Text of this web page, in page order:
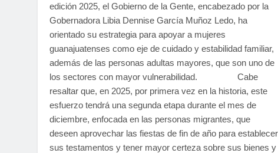
edición 2025, el Gobierno de la Gente, encabezado por la
Gobernadora Libia Dennise García Muñoz Ledo, ha
orientado su estrategia para apoyar a mujeres
guanajuatenses como eje de cuidado y estabilidad familiar,
además de las personas adultas mayores, que son uno de
los sectores con mayor vulnerabilidad. Cabe
resaltar que, en 2025, por primera vez en la historia, este
esfuerzo tendrá una segunda etapa durante el mes de
diciembre, enfocada en las personas migrantes, que
deseen aprovechar las fiestas de fin de año para establecer
sus testamentos y tener mayor certeza sobre sus bienes y